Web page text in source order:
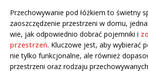
Przechowywanie pod łóżkiem to świetny
zaoszczędzenie przestrzeni w domu,
wie, jak odpowiednio dobrać pojemniki i
przestrzeń. Kluczowe jest, aby wybierać
nie tylko funkcjonalne, ale również
przestrzeni oraz rodzaju